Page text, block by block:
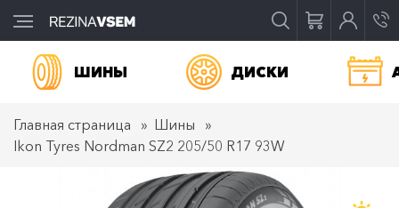
ШИНЫ ДИСКИ
Главная страница
Шины
Ikon Tyres Nordman SZ2 205/50 R17 93W